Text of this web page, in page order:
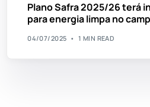
Plano Safra 2025/26 terá
para energia limpa no
04/07/2025 1 MIN READ